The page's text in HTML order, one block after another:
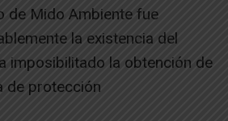
de Mido Ambiente fue
la existencia del
imposibilitado la obtención de
de protección